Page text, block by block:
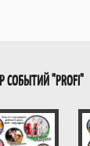
СОБЫТИЙ "PROFI"